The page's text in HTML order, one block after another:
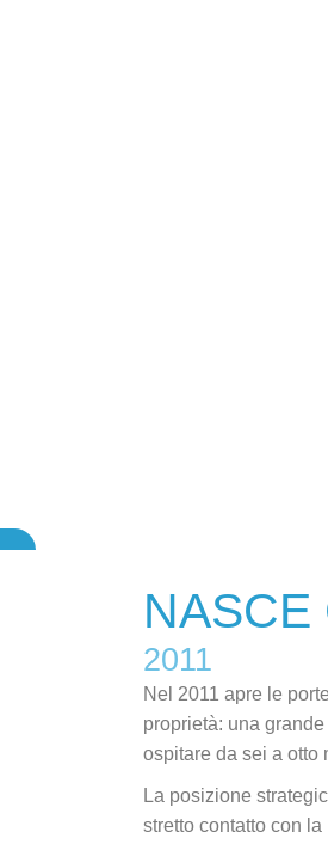
NASCE
2011
Nel 2011 apre le
proprietà: una
ospitare da sei a otto
La posizione
stretto contatto con